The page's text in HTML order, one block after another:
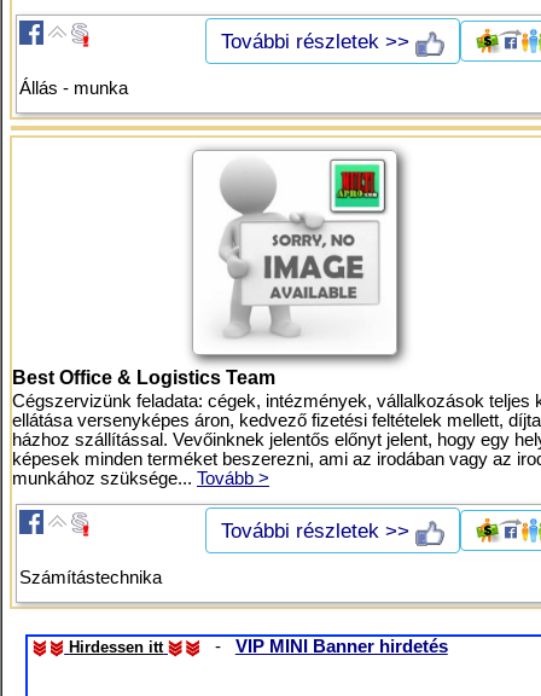
További részletek >>
Állás - munka
Best Office & Logistics Team
Cégszervizünk feladata: cégek, intézmények, vállalkozások teljes
ellátása versenyképes áron, kedvező fizetési feltételek mellett,
házhoz szállítással. Vevőinknek jelentős előnyt jelent, hogy egy
képesek minden terméket beszerezni, ami az irodában vagy az
munkához szüksége... Tovább >
További részletek >>
Számítástechnika
Hirdessen itt - VIP MINI Banner hirdetés